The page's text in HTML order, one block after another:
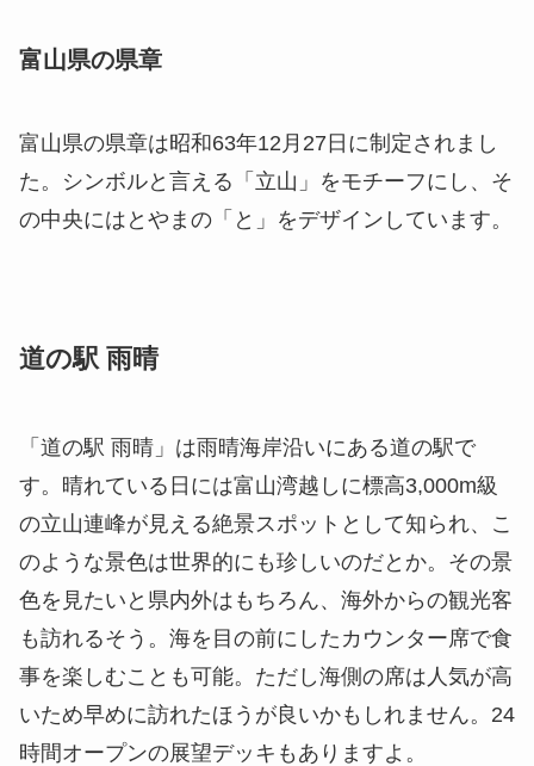
富山県の県章
富山県の県章は昭和63年12月27日に制定されまし
た。シンボルと言える「立山」をモチーフにし、そ
の中央にはとやまの「と」をデザインしています。
道の駅 雨晴
「道の駅 雨晴」は雨晴海岸沿いにある道の駅で
す。晴れている日には富山湾越しに標高3,000m級
の立山連峰が見える絶景スポットとして知られ、こ
のような景色は世界的にも珍しいのだとか。その景
色を見たいと県内外はもちろん、海外からの観光客
も訪れるそう。海を目の前にしたカウンター席で食
事を楽しむことも可能。ただし海側の席は人気が高
いため早めに訪れたほうが良いかもしれません。24
時間オープンの展望デッキもありますよ。